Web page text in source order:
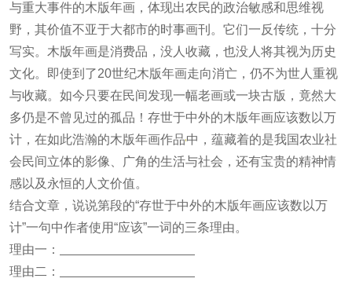
与重大事件的木版年画，体现出农民的政治敏感和思维视
野，其价值不亚于大都市的时事画刊。它们一反传统，十分
写实。木版年画是消费品，没人收藏，也没人将其视为历史
文化。即使到了20世纪木版年画走向消亡，仍不为世人重视
与收藏。如今只要在民间发现一幅老画或一块古版，竟然大
多仍是不曾见过的孤品！存世于中外的木版年画应该数以万
计，在如此浩瀚的木版年画作品中，蕴藏着的是我国农业社
会民间立体的影像、广角的生活与社会，还有宝贵的精神情
感以及永恒的人文价值。
结合文章，说说第段的“存世于中外的木版年画应该数以万
计”一句中作者使用“应该”一词的三条理由。
理由一：
理由二：